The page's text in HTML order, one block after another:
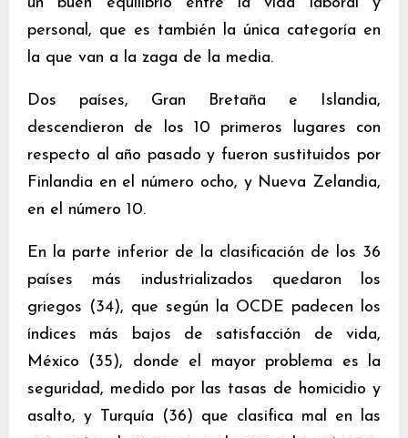
personal, que es también la única categoría en
la que van a la zaga de la media.
Dos países, Gran Bretaña e Islandia,
descendieron de los 10 primeros lugares con
respecto al año pasado y fueron sustituidos por
Finlandia en el número ocho, y Nueva Zelandia,
en el número 10.
En la parte inferior de la clasificación de los 36
países más industrializados quedaron los
griegos (34), que según la OCDE padecen los
índices más bajos de satisfacción de vida,
México (35), donde el mayor problema es la
seguridad, medido por las tasas de homicidio y
asalto, y Turquía (36) que clasifica mal en las